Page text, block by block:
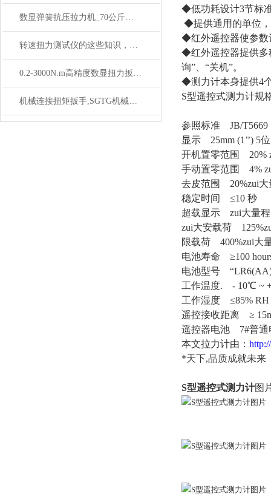
数显弹簧抗压拉力机_70公斤数显弹簧拉压机规格
转速扭力测试仪的这些知识，你应该不知道
0.2-3000N.m高精度数显扭力扳手 可换头可调式数字扭力扳手
机械连接扭矩扳手,SGTG机械式连接扭矩预置扳手
◆低功耗设计3节标
◆提供通用的单位
◆红外遥控器使参
◆红外遥控器提供多
询”、“关机”。
◆测力计本身提供4
S型遥控式测力计规
参照标准 JB/T5669
显示 25mm (1’’) 5
开机置零范围 20%
手动置零范围 4%
去皮范围 20%zui大
稳定时间 ≤10 秒
超载显示 zui大量程
zui大安载荷
限载荷 400%zui大
电池寿命 ≥100
电池型号
工作温度. - 10℃ ~
工作湿度 ≤85% RH
遥控接收距离 ≥
遥控器电池 7#普通
本文拉力计由 ：
*天下,品质成就未来
S型遥控式测力计图